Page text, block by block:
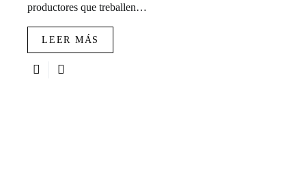
productores que treballen…
LEER MÁS